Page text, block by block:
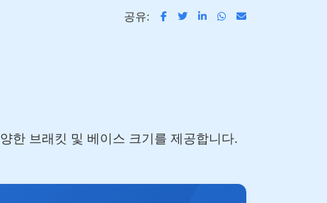
공유:
한 브래킷 및 베이스 크기를 제공합니다.